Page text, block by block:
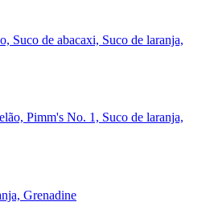
Suco de abacaxi, Suco de laranja,
Pimm's No. 1, Suco de laranja,
Grenadine